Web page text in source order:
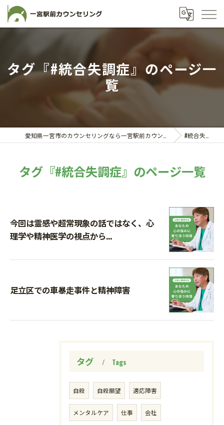
タグ『#統合失調症』のページ一
覧
#統合失調症
タグ『#統合失調症』のページ一覧
今回は霊感や超常現象の話ではなく、心
理学や精神医学の視点から...
足立区での車暴走事件と精神障害
タグ Tags
自殺 自殺願望 適応障害
メンタルケア 仕事 会社